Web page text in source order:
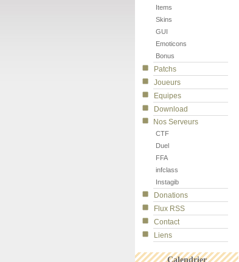
Items
Skins
GUI
Emoticons
Bonus
Patchs
Joueurs
Equipes
Download
Nos Serveurs
CTF
Duel
FFA
infclass
Instagib
Donations
Flux RSS
Contact
Liens
Calendrier